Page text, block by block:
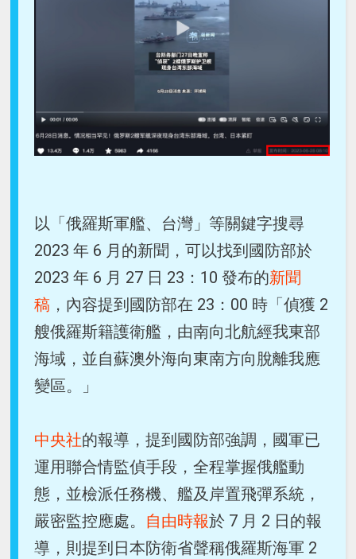
以「俄羅斯軍艦、台灣」等關鍵字搜尋
2023 年 6 月的新聞，可以找到國防部於
2023 年 6 月 27 日 23：10 發布的新聞
稿 ，內容提到國防部在 23：00 時「偵獲 2
艘俄羅斯籍護衛艦，由南向北航經我東部
海域，並自蘇澳外海向東南方向脫離我應
變區。」
中央社的報導，提到國防部強調，國軍已
運用聯合情監偵手段，全程掌握俄艦動
態，並檢派任務機、艦及岸置飛彈系統，
嚴密監控應處。 自由時報於 7 月 2 日的報
導，則提到日本防衛省聲稱俄羅斯海軍 2